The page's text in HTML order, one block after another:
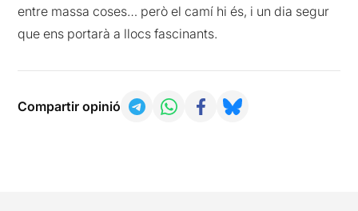
entre massa coses… però el camí hi és, i un dia segur
que ens portarà a llocs fascinants.
Compartir opinió